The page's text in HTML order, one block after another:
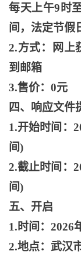
每天上午9时
间，法定节假
2.方式：网上
到邮箱
3.售价：0元
四、响应文件
1.开始时间：
间)
2.截止时间：
间)
五、开启
1.时间：2026
2.地点：武汉